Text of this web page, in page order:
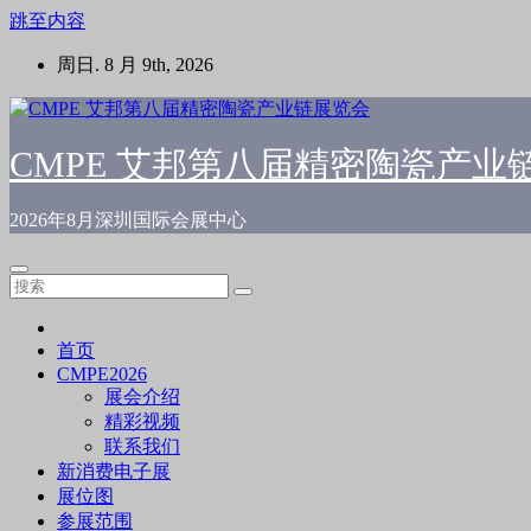
跳至内容
周日. 8 月 9th, 2026
CMPE 艾邦第八届精密陶瓷产业
2026年8月深圳国际会展中心
首页
CMPE2026
展会介绍
精彩视频
联系我们
新消费电子展
展位图
参展范围